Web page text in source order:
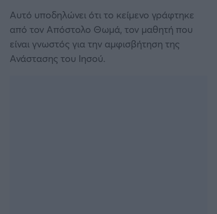
Αυτό υποδηλώνει ότι το κείμενο γράφτηκε
από τον Απόστολο Θωμά, τον μαθητή που
είναι γνωστός για την αμφισβήτηση της
Ανάστασης του Ιησού.